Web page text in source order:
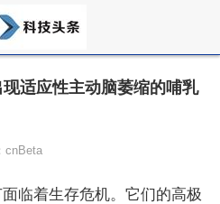
适应性主动脑萎缩的哺乳
cnBeta
临着生存危机。它们的高极